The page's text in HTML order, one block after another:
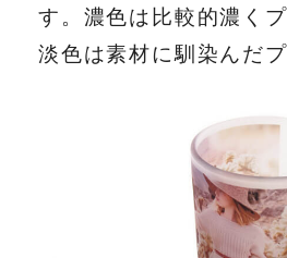
す。濃色は比較的濃く
淡色は素材に馴染んだ